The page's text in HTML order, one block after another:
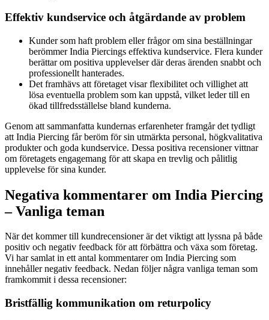
Effektiv kundservice och åtgärdande av problem
Kunder som haft problem eller frågor om sina beställningar
berömmer India Piercings effektiva kundservice. Flera kunder
berättar om positiva upplevelser där deras ärenden snabbt och
professionellt hanterades.
Det framhävs att företaget visar flexibilitet och villighet att
lösa eventuella problem som kan uppstå, vilket leder till en
ökad tillfredsställelse bland kunderna.
Genom att sammanfatta kundernas erfarenheter framgår det tydligt
att India Piercing får beröm för sin utmärkta personal, högkvalitativa
produkter och goda kundservice. Dessa positiva recensioner vittnar
om företagets engagemang för att skapa en trevlig och pålitlig
upplevelse för sina kunder.
Negativa kommentarer om India Piercing
– Vanliga teman
När det kommer till kundrecensioner är det viktigt att lyssna på både
positiv och negativ feedback för att förbättra och växa som företag.
Vi har samlat in ett antal kommentarer om India Piercing som
innehåller negativ feedback. Nedan följer några vanliga teman som
framkommit i dessa recensioner:
Bristfällig kommunikation om returpolicy